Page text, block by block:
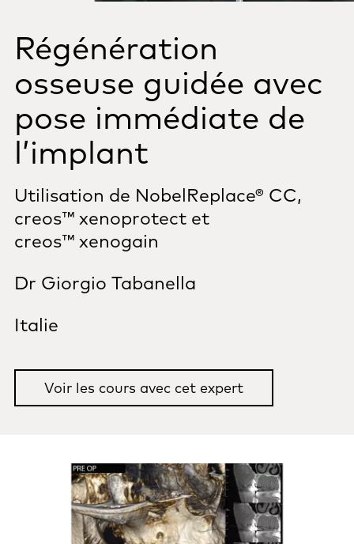
Régénération
osseuse guidée avec
pose immédiate de
l’implant
Utilisation de NobelReplace® CC,
creos™ xenoprotect et
creos™ xenogain
Dr Giorgio Tabanella
Italie
Voir les cours avec cet expert